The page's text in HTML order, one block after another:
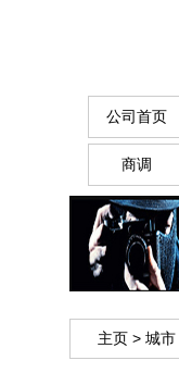
公司首页
商调
主页 > 城市